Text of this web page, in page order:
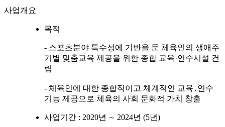
사업개요
목적
- 스포츠분야 특수성에 기반을 둔 체육인의 생애주
기별 맞춤교육 제공을 위한 종합 교육·연수시설 건
립
- 체육인에 대한 종합적이고 체계적인 교육․연수
기능 제공으로 체육의 사회 문화적 가치 창출
사업기간 : 2020년 ∼ 2024년 (5년)